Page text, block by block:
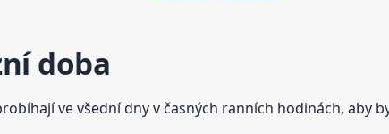
doba
ve všední dny v časných ranních hodinách, aby